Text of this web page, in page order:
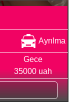
Ayrılma
Gece
35000 uah